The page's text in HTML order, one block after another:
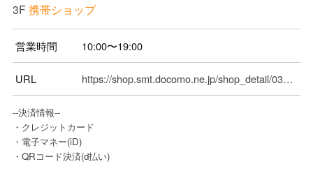
3F 携帯ショップ
営業時間 10:00〜19:00
URL https://shop.smt.docomo.ne.jp/shop_detail/0300306837400/index.html
--決済情報--
・クレジットカード
・電子マネー(iD)
・QRコード決済(d払い)